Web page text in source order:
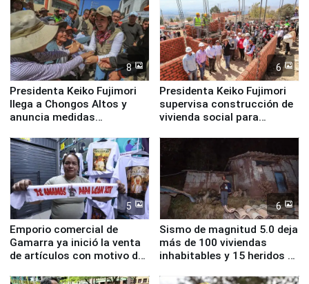
8
Presidenta Keiko Fujimori
llega a Chongos Altos y
anuncia medidas
educación, salud y empleo
6
Presidenta Keiko Fujimori
supervisa construcción de
vivienda social para
5
Emporio comercial de
Gamarra ya inició la venta
de artículos con motivo de
6
Sismo de magnitud 5.0 deja
más de 100 viviendas
inhabitables y 15 heridos en